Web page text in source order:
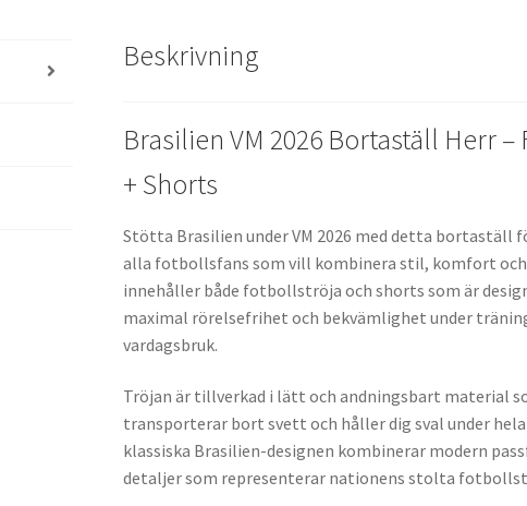
Beskrivning
Brasilien VM 2026 Bortaställ Herr
+ Shorts
Stötta Brasilien under VM 2026 med detta bortaställ
alla fotbollsfans som vill kombinera stil, komfort
innehåller både fotbollströja och shorts som är
maximal rörelsefrihet och bekvämlighet under
vardagsbruk.
Tröjan är tillverkad i lätt och andningsbart material
transporterar bort svett och håller dig sval under hela
klassiska Brasilien-designen kombinerar modern
detaljer som representerar nationens stolta